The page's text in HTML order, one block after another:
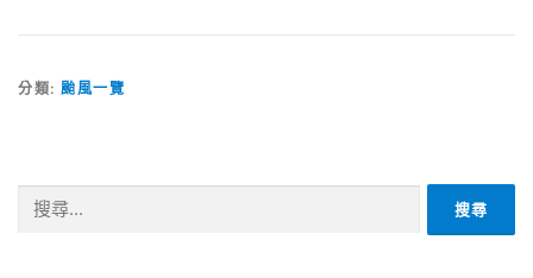
分類: 颱風一覽